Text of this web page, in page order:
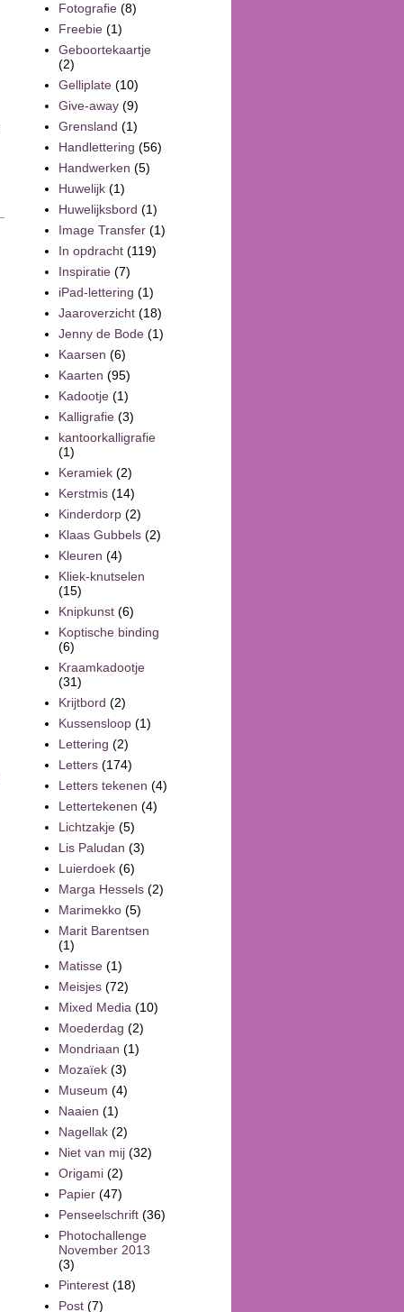
Fotografie (8)
Freebie (1)
Geboortekaartje
(2)
Gelliplate (10)
Give-away (9)
Grensland (1)
Handlettering (56)
Handwerken (5)
Huwelijk (1)
Huwelijksbord (1)
Image Transfer (1)
In opdracht (119)
Inspiratie (7)
iPad-lettering (1)
Jaaroverzicht (18)
Jenny de Bode (1)
Kaarsen (6)
Kaarten (95)
Kadootje (1)
Kalligrafie (3)
kantoorkalligrafie
(1)
Keramiek (2)
Kerstmis (14)
Kinderdorp (2)
Klaas Gubbels (2)
Kleuren (4)
Kliek-knutselen
(15)
Knipkunst (6)
Koptische binding
(6)
Kraamkadootje
(31)
Krijtbord (2)
Kussensloop (1)
Lettering (2)
Letters (174)
Letters tekenen (4)
Lettertekenen (4)
Lichtzakje (5)
Lis Paludan (3)
Luierdoek (6)
Marga Hessels (2)
Marimekko (5)
Marit Barentsen
(1)
Matisse (1)
Meisjes (72)
Mixed Media (10)
Moederdag (2)
Mondriaan (1)
Mozaïek (3)
Museum (4)
Naaien (1)
Nagellak (2)
Niet van mij (32)
Origami (2)
Papier (47)
Penseelschrift (36)
Photochallenge
November 2013
(3)
Pinterest (18)
Post (7)